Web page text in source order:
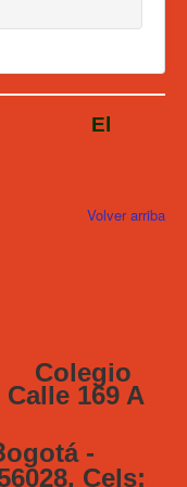
Volver arriba
Colegio
169 A
ogotá -
Cels: